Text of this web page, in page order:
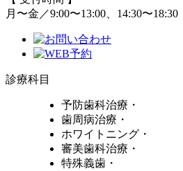
月〜金／9:00〜13:00、14:30〜18:30
診療科目
予防歯科治療・
歯周病治療・
ホワイトニング・
審美歯科治療・
特殊義歯・